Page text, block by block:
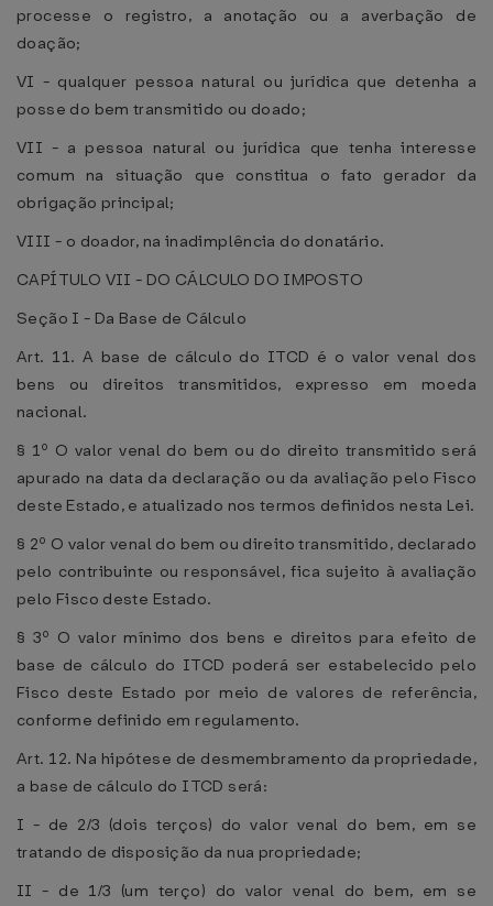
processe o registro, a anotação ou a averbação de
doação;
VI - qualquer pessoa natural ou jurídica que detenha a
posse do bem transmitido ou doado;
VII - a pessoa natural ou jurídica que tenha interesse
comum na situação que constitua o fato gerador da
obrigação principal;
VIII - o doador, na inadimplência do donatário.
CAPÍTULO VII - DO CÁLCULO DO IMPOSTO
Seção I - Da Base de Cálculo
Art. 11. A base de cálculo do ITCD é o valor venal dos
bens ou direitos transmitidos, expresso em moeda
nacional.
§ 1º O valor venal do bem ou do direito transmitido será
apurado na data da declaração ou da avaliação pelo Fisco
deste Estado, e atualizado nos termos definidos nesta Lei.
§ 2º O valor venal do bem ou direito transmitido, declarado
pelo contribuinte ou responsável, fica sujeito à avaliação
pelo Fisco deste Estado.
§ 3º O valor mínimo dos bens e direitos para efeito de
base de cálculo do ITCD poderá ser estabelecido pelo
Fisco deste Estado por meio de valores de referência,
conforme definido em regulamento.
Art. 12. Na hipótese de desmembramento da propriedade,
a base de cálculo do ITCD será:
I - de 2/3 (dois terços) do valor venal do bem, em se
tratando de disposição da nua propriedade;
II - de 1/3 (um terço) do valor venal do bem, em se